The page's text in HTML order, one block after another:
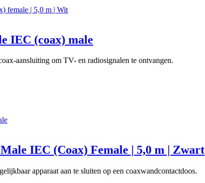
IEC (coax) male
aansluiting om TV- en radiosignalen te ontvangen.
IEC (Coax) Female | 5,0 m | Zwart
apparaat aan te sluiten op een coaxwandcontactdoos.